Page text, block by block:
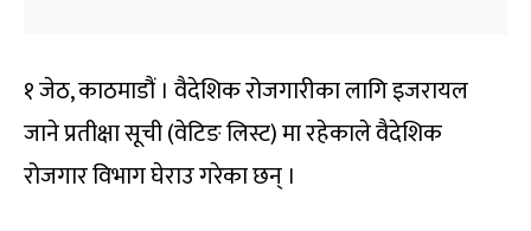
१ जेठ, काठमाडौं । वैदेशिक रोजगारीका लागि इजरायल
जाने प्रतीक्षा सूची (वेटिङ लिस्ट) मा रहेकाले वैदेशिक
रोजगार विभाग घेराउ गरेका छन् ।